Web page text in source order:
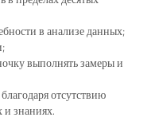
в анализе данных;
выполнять замеры и
отсутствию
и знаниях.